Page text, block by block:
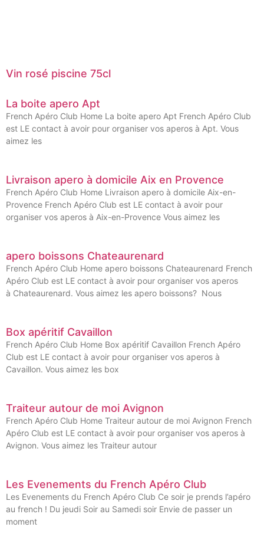
Vin rosé piscine 75cl
La boite apero Apt
French Apéro Club Home La boite apero Apt French Apéro Club
est LE contact à avoir pour organiser vos aperos à Apt. Vous
aimez les
Livraison apero à domicile Aix en Provence
French Apéro Club Home Livraison apero à domicile Aix-en-
Provence French Apéro Club est LE contact à avoir pour
organiser vos aperos à Aix-en-Provence Vous aimez les
apero boissons Chateaurenard
French Apéro Club Home apero boissons Chateaurenard French
Apéro Club est LE contact à avoir pour organiser vos aperos
à Chateaurenard. Vous aimez les apero boissons? Nous
Box apéritif Cavaillon
French Apéro Club Home Box apéritif Cavaillon French Apéro
Club est LE contact à avoir pour organiser vos aperos à
Cavaillon. Vous aimez les box
Traiteur autour de moi Avignon
French Apéro Club Home Traiteur autour de moi Avignon French
Apéro Club est LE contact à avoir pour organiser vos aperos à
Avignon. Vous aimez les Traiteur autour
Les Evenements du French Apéro Club
Les Evenements du French Apéro Club Ce soir je prends l’apéro
au french ! Du jeudi Soir au Samedi soir Envie de passer un
moment